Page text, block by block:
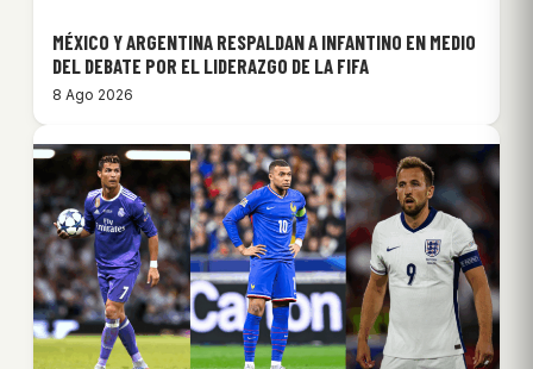
MÉXICO Y ARGENTINA RESPALDAN A INFANTINO EN MEDIO
DEL DEBATE POR EL LIDERAZGO DE LA FIFA
8 Ago 2026